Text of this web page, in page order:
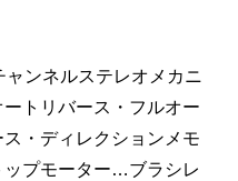
ンネルステレオメカニ
トリバース・フルオー
・ディレクションメモ
ップモーター…ブラシレ